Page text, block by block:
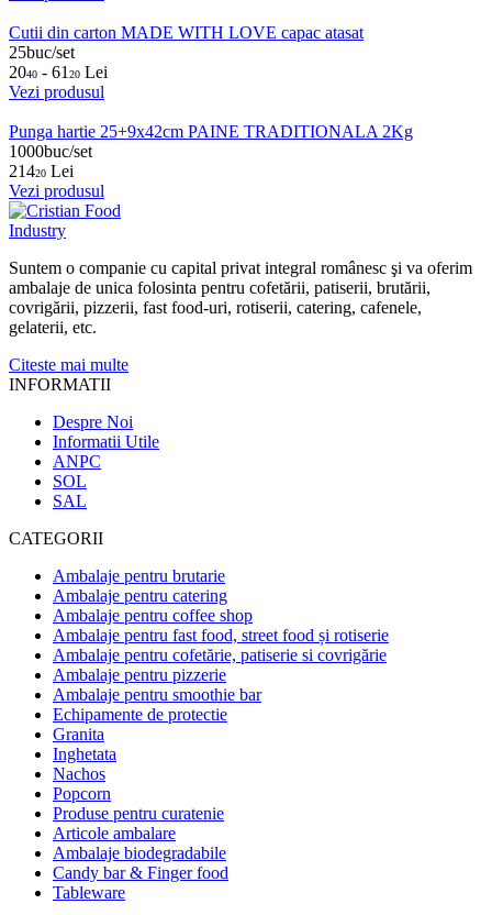
Cutii din carton MADE WITH LOVE capac atasat
25buc/set
2040 - 61 20 Lei
Vezi produsul
Punga hartie 25+9x42cm PAINE TRADITIONALA 2Kg
1000buc/set
21420 Lei
Vezi produsul
Suntem o companie cu capital privat integral românesc şi va oferim
ambalaje de unica folosinta pentru cofetării, patiserii, brutării,
covrigării, pizzerii, fast food-uri, rotiserii, catering, cafenele,
gelaterii, etc.
Citeste mai multe
INFORMATII
Despre Noi
Informatii Utile
ANPC
SOL
SAL
CATEGORII
Ambalaje pentru brutarie
Ambalaje pentru catering
Ambalaje pentru coffee shop
Ambalaje pentru fast food, street food și rotiserie
Ambalaje pentru cofetărie, patiserie si covrigărie
Ambalaje pentru pizzerie
Ambalaje pentru smoothie bar
Echipamente de protectie
Granita
Inghetata
Nachos
Popcorn
Produse pentru curatenie
Articole ambalare
Ambalaje biodegradabile
Candy bar & Finger food
Tableware